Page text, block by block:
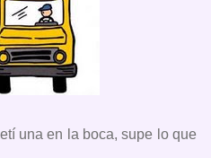
una en la boca, supe lo que